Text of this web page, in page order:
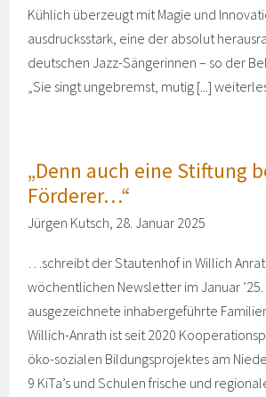
Kühlich überzeugt mit Magie und
ausdrucksstark, eine der absolut
deutschen Jazz-Sängerinnen – so der
„Sie singt ungebremst, mutig [...]
„Denn auch eine Stiftung
Förderer…“
Jürgen Kutsch, 28. Januar 2025
…schreibt der Stautenhof in Willich
wöchentlichen Newsletter im Januar ’25.
ausgezeichnete inhabergeführte
Willich-Anrath ist seit 2020
öko-sozialen Bildungsprojektes am
9 KiTa’s und Schulen frische und